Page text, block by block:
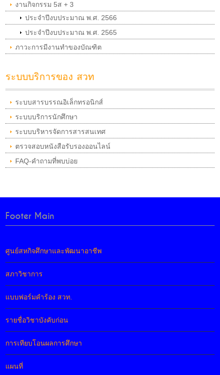
งานกิจกรรม 5ส + 3
ประจำปีงบประมาณ พ.ศ. 2566
ประจำปีงบประมาณ พ.ศ. 2565
ภาวะการมีงานทำของบัณฑิต
ระบบบริการของ สวท
ระบบสารบรรณอิเล็กทรอนิกส์
ระบบบริการนักศึกษา
ระบบบริหารจัดการสารสนเทศ
ตรวจสอบหนังสือรับรองออนไลน์
FAQ-คำถามที่พบบ่อย
Footer Main
ศูนย์สหกิจศึกษาและพัฒนาอาชีพ
สภาวิชาการ
แบบฟอร์มคำร้อง สวท.
รายชื่อวิชาบังคับก่อน
การเทียบโอนผลการศึกษา
แผนที่